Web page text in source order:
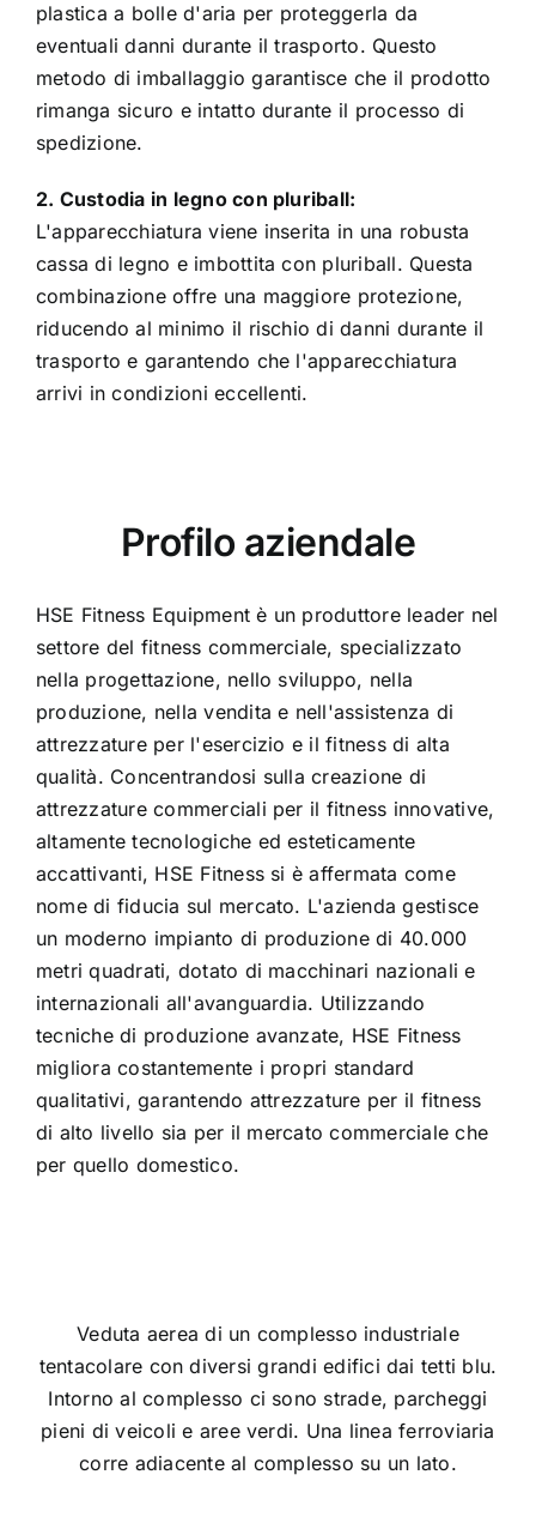
plastica a bolle d'aria per proteggerla da
eventuali danni durante il trasporto. Questo
metodo di imballaggio garantisce che il prodotto
rimanga sicuro e intatto durante il processo di
spedizione.
2. Custodia in legno con pluriball:
L'apparecchiatura viene inserita in una robusta
cassa di legno e imbottita con pluriball. Questa
combinazione offre una maggiore protezione,
riducendo al minimo il rischio di danni durante il
trasporto e garantendo che l'apparecchiatura
arrivi in condizioni eccellenti.
Profilo aziendale
HSE Fitness Equipment è un produttore leader nel
settore del fitness commerciale, specializzato
nella progettazione, nello sviluppo, nella
produzione, nella vendita e nell'assistenza di
attrezzature per l'esercizio e il fitness di alta
qualità. Concentrandosi sulla creazione di
attrezzature commerciali per il fitness innovative,
altamente tecnologiche ed esteticamente
accattivanti, HSE Fitness si è affermata come
nome di fiducia sul mercato. L'azienda gestisce
un moderno impianto di produzione di 40.000
metri quadrati, dotato di macchinari nazionali e
internazionali all'avanguardia. Utilizzando
tecniche di produzione avanzate, HSE Fitness
migliora costantemente i propri standard
qualitativi, garantendo attrezzature per il fitness
di alto livello sia per il mercato commerciale che
per quello domestico.